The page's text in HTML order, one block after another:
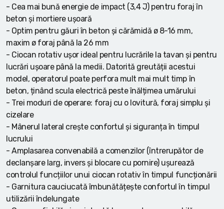
- Cea mai bună energie de impact (3,4 J) pentru foraj în
beton și mortiere ușoară
- Optim pentru găuri în beton și cărămidă ø 8-16 mm,
maxim ø foraj până la 26 mm
- Ciocan rotativ ușor ideal pentru lucrările la tavan și pentru
lucrări ușoare până la medii. Datorită greutății acestui
model, operatorul poate perfora mult mai mult timp în
beton, ținând scula electrică peste înălțimea umărului
- Trei moduri de operare: foraj cu o lovitură, foraj simplu și
cizelare
- Mânerul lateral crește confortul și siguranța în timpul
lucrului
- Amplasarea convenabilă a comenzilor (întrerupător de
declanșare larg, invers și blocare cu pornire) ușurează
controlul funcțiilor unui ciocan rotativ în timpul funcționării
- Garnitura cauciucată îmbunătățește confortul în timpul
utilizării îndelungate